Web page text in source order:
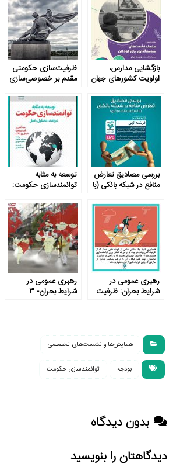
بازگشایی مدارس،
اولویت کشورهای جهان
ظرفیت‌سازی حکومتی
مقدم بر خصوصی‌سازی
بررسی مصادیق تعارض
منافع در شبکه بانکی (با
توسعه به مثابه
توانمندسازی حکومت:
رهبری عمومی در
شرایط بحران: ظرفیت
رهبری عمومی در
شرایط بحران- ۳
همایش‌ها و نشست‌های تخصصی
بودجه توانمندسازی حکومت
بدون دیدگاه
دیدگاهتان را بنویسید